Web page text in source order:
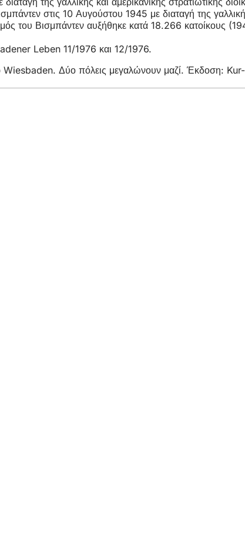
στις 10 Αυγούστου 1945 με διαταγή της
του Βισμπάντεν αυξήθηκε κατά 18.266 κατοίκους
Leben 11/1976 και 12/1976.
Δύο πόλεις μεγαλώνουν μαζί. Έκδοση: